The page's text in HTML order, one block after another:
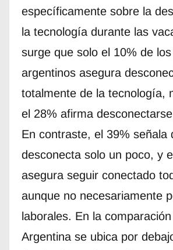
específicamente sobre la
la tecnología durante las
surge que solo el 10% de
argentinos asegura
totalmente de la tecnología,
el 28% afirma
En contraste, el 39% señala
desconecta solo un poco, y
asegura seguir conectado
aunque no necesariamente
laborales. En la
Argentina se ubica por